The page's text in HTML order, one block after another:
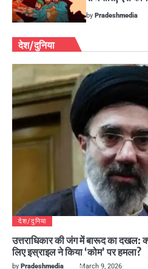
byPradeshmedia
देश/दुनिया
देश/दुनिया
उत्तराधिकार की जंग में बारूद का दखल:
लिए इस्राइल ने किया ‘कोम’ पर हमला?
by Pradeshmedia March 9, 2026